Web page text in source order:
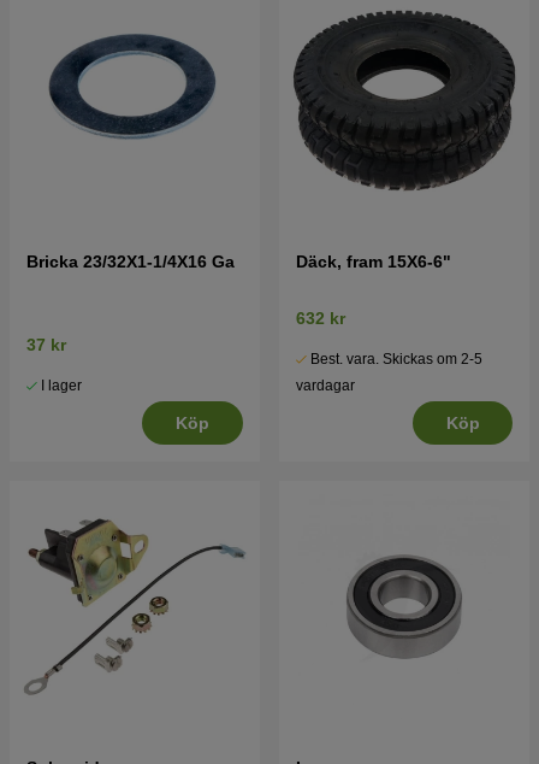
Bricka 23/32X1-1/4X16 Ga
37 kr
I lager
Köp
Däck, fram 15X6-6"
632 kr
Best. vara. Skickas om 2-5
vardagar
Köp